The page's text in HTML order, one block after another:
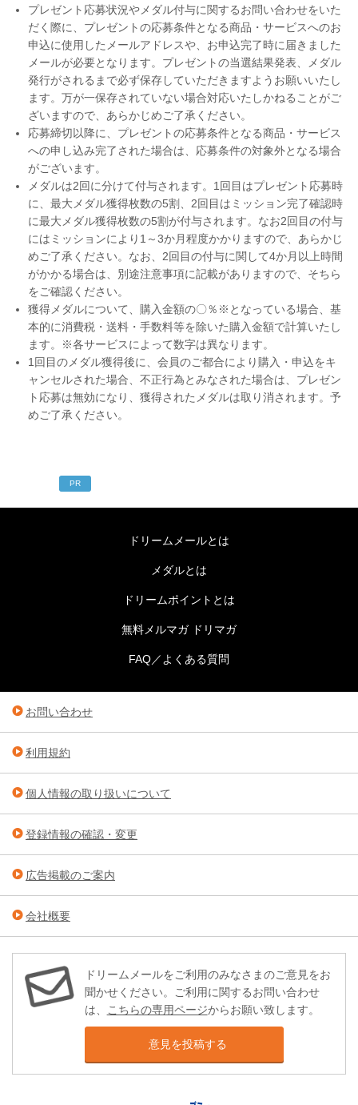
プレゼント応募状況やメダル付与に関するお問い合わせをいた
だく際に、プレゼントの応募条件となる商品・サービスへのお
申込に使用したメールアドレスや、お申込完了時に届きました
メールが必要となります。プレゼントの当選結果発表、メダル
発行がされるまで必ず保存していただきますようお願いいたし
ます。万が一保存されていない場合対応いたしかねることがご
ざいますので、あらかじめご了承ください。
応募締切以降に、プレゼントの応募条件となる商品・サービス
への申し込み完了された場合は、応募条件の対象外となる場合
がございます。
メダルは2回に分けて付与されます。1回目はプレゼント応募時
に、最大メダル獲得枚数の5割、2回目はミッション完了確認時
に最大メダル獲得枚数の5割が付与されます。なお2回目の付与
にはミッションにより1～3か月程度かかりますので、あらかじ
めご了承ください。なお、2回目の付与に関して4か月以上時間
がかかる場合は、別途注意事項に記載がありますので、そちら
をご確認ください。
獲得メダルについて、購入金額の〇％※となっている場合、基
本的に消費税・送料・手数料等を除いた購入金額で計算いたし
ます。※各サービスによって数字は異なります。
1回目のメダル獲得後に、会員のご都合により購入・申込をキ
ャンセルされた場合、不正行為とみなされた場合は、プレゼン
ト応募は無効になり、獲得されたメダルは取り消されます。予
めご了承ください。
PR
ドリームメールとは
メダルとは
ドリームポイントとは
無料メルマガ ドリマガ
FAQ／よくある質問
お問い合わせ
利用規約
個人情報の取り扱いについて
登録情報の確認・変更
広告掲載のご案内
会社概要
ドリームメールをご利用のみなさまのご意見をお
聞かせください。ご利用に関するお問い合わせ
は、 こちらの専用ページからお願い致します。
意見を投稿する